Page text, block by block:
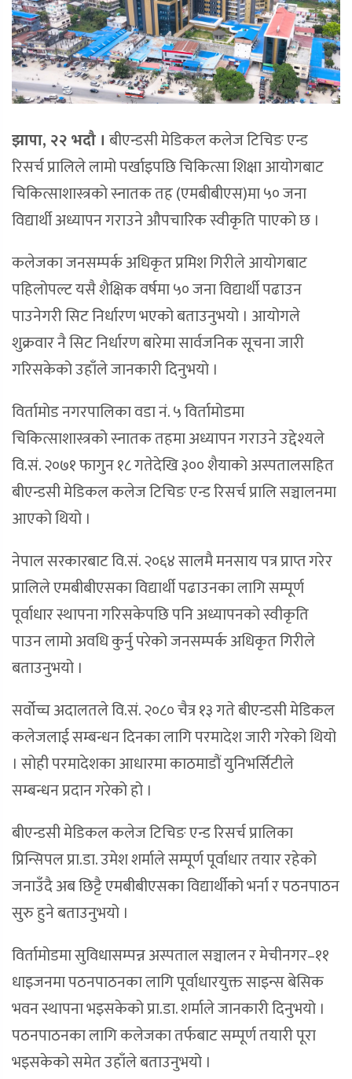
झापा, २२ भदौ । बीएन्डसी मेडिकल कलेज टिचिङ एन्ड
रिसर्च प्रालिले लामो पर्खाइपछि चिकित्सा शिक्षा आयोगबाट
चिकित्साशास्त्रको स्नातक तह (एमबीबीएस)मा ५० जना
विद्यार्थी अध्यापन गराउने औपचारिक स्वीकृति पाएको छ ।
कलेजका जनसम्पर्क अधिकृत प्रमिश गिरीले आयोगबाट
पहिलोपल्ट यसै शैक्षिक वर्षमा ५० जना विद्यार्थी पढाउन
पाउनेगरी सिट निर्धारण भएको बताउनुभयो । आयोगले
शुक्रवार नै सिट निर्धारण बारेमा सार्वजनिक सूचना जारी
गरिसकेको उहाँले जानकारी दिनुभयो ।
विर्तामोड नगरपालिका वडा नं. ५ विर्तामोडमा
चिकित्साशास्त्रको स्नातक तहमा अध्यापन गराउने उद्देश्यले
वि.सं. २०७१ फागुन १८ गतेदेखि ३०० शैयाको अस्पतालसहित
बीएन्डसी मेडिकल कलेज टिचिङ एन्ड रिसर्च प्रालि सञ्चालनमा
आएको थियो ।
नेपाल सरकारबाट वि.सं. २०६४ सालमै मनसाय पत्र प्राप्त गरेर
प्रालिले एमबीबीएसका विद्यार्थी पढाउनका लागि सम्पूर्ण
पूर्वाधार स्थापना गरिसकेपछि पनि अध्यापनको स्वीकृति
पाउन लामो अवधि कुर्नु परेको जनसम्पर्क अधिकृत गिरीले
बताउनुभयो ।
सर्वोच्च अदालतले वि.सं. २०८० चैत्र १३ गते बीएन्डसी मेडिकल
कलेजलाई सम्बन्धन दिनका लागि परमादेश जारी गरेको थियो
। सोही परमादेशका आधारमा काठमाडौं युनिभर्सिटीले
सम्बन्धन प्रदान गरेको हो ।
बीएन्डसी मेडिकल कलेज टिचिङ एन्ड रिसर्च प्रालिका
प्रिन्सिपल प्रा.डा. उमेश शर्माले सम्पूर्ण पूर्वाधार तयार रहेको
जनाउँदै अब छिट्टै एमबीबीएसका विद्यार्थीको भर्ना र पठनपाठन
सुरु हुने बताउनुभयो ।
विर्तामोडमा सुविधासम्पन्न अस्पताल सञ्चालन र मेचीनगर–११
धाइजनमा पठनपाठनका लागि पूर्वाधारयुक्त साइन्स बेसिक
भवन स्थापना भइसकेको प्रा.डा. शर्माले जानकारी दिनुभयो ।
पठनपाठनका लागि कलेजका तर्फबाट सम्पूर्ण तयारी पूरा
भइसकेको समेत उहाँले बताउनुभयो ।